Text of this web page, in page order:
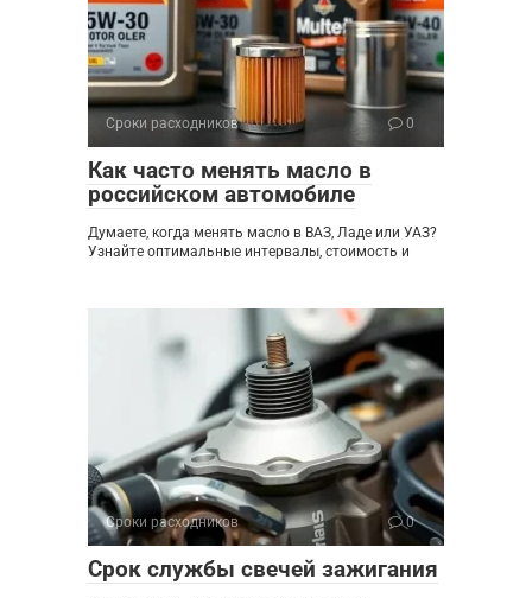
Сроки расходников 0
Как часто менять масло в
российском автомобиле
Думаете, когда менять масло в ВАЗ, Ладе или УАЗ?
Узнайте оптимальные интервалы, стоимость и
Сроки расходников 0
Срок службы свечей зажигания